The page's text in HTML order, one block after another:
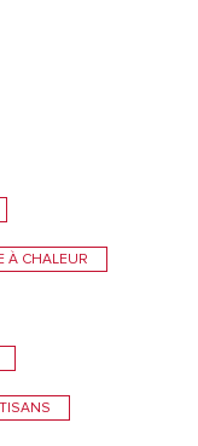
À CHALEUR